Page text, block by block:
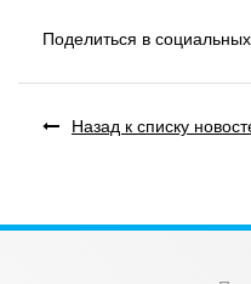
Поделиться в
Назад к списку